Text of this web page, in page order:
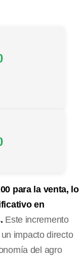
para la venta, lo
en
Este incremento
impacto directo
del agro